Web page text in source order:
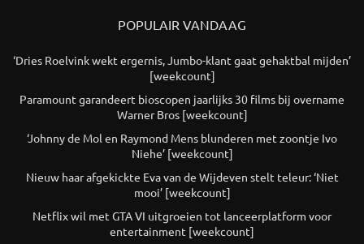
POPULAIR VANDAAG
‘Dries Roelvink wekt ergernis, Jumbo-klant gaat gehaktbal mijden’
[weekcount]
Paramount garandeert bioscopen jaarlijks 30 films bij overname
Warner Bros [weekcount]
‘Johnny de Mol en Raymond Mens blunderen met zoontje Ivo
Niehe’ [weekcount]
Nieuw haar afgekickte Eva van de Wijdeven stelt teleur: ‘Niet
mooi’ [weekcount]
Netflix wil met GTA VI uitgroeien tot lanceerplatform voor
entertainment [weekcount]